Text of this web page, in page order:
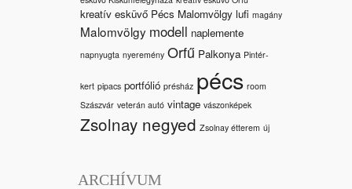
kreatív esküvő Pécs Malomvölgy lufi magány
Malomvölgy modell naplemente
napnyugta nyeremény Orfű Palkonya Pintér-
kert pipacs portfólió présház pécs room
Szászvár veterán autó vintage vászonképek
Zsolnay negyed Zsolnay étterem új
ARCHÍVUM